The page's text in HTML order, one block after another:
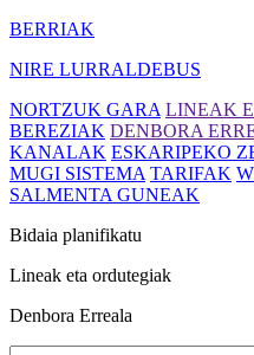
BERRIAK
NIRE LURRALDEBUS
NORTZUK GARA LINEAK
BEREZIAK DENBORA
KANALAK ESKARIPEKO
MUGI SISTEMA TARIFAK
SALMENTA GUNEAK
Bidaia planifikatu
Lineak eta ordutegiak
Denbora Erreala